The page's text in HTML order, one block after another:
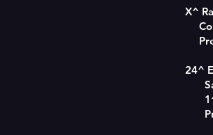
X^
24^
1^